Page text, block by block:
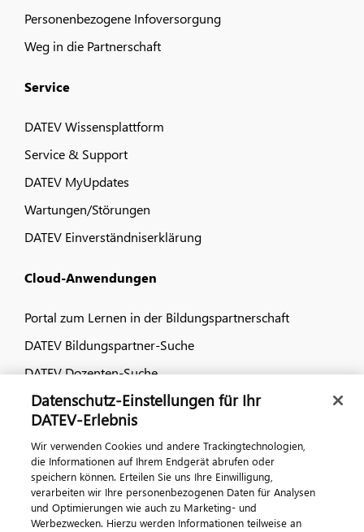
Personenbezogene Infoversorgung
Weg in die Partnerschaft
Service
DATEV Wissensplattform
Service & Support
DATEV MyUpdates
Wartungen/Störungen
DATEV Einverständniserklärung
Cloud-Anwendungen
Portal zum Lernen in der Bildungspartnerschaft
DATEV Bildungspartner-Suche
DATEV Dozenten-Suche
Dialog & Medien
Veranstaltungen
DATEV magazin
DATEV-Community
Datenschutz-Einstellungen für Ihr
DATEV-Erlebnis
Wir verwenden Cookies und andere Trackingtechnologien,
die Informationen auf Ihrem Endgerät abrufen oder
speichern können. Erteilen Sie uns Ihre Einwilligung,
verarbeiten wir Ihre personenbezogenen Daten für Analysen
und Optimierungen wie auch zu Marketing- und
Werbezwecken. Hierzu werden Informationen teilweise an